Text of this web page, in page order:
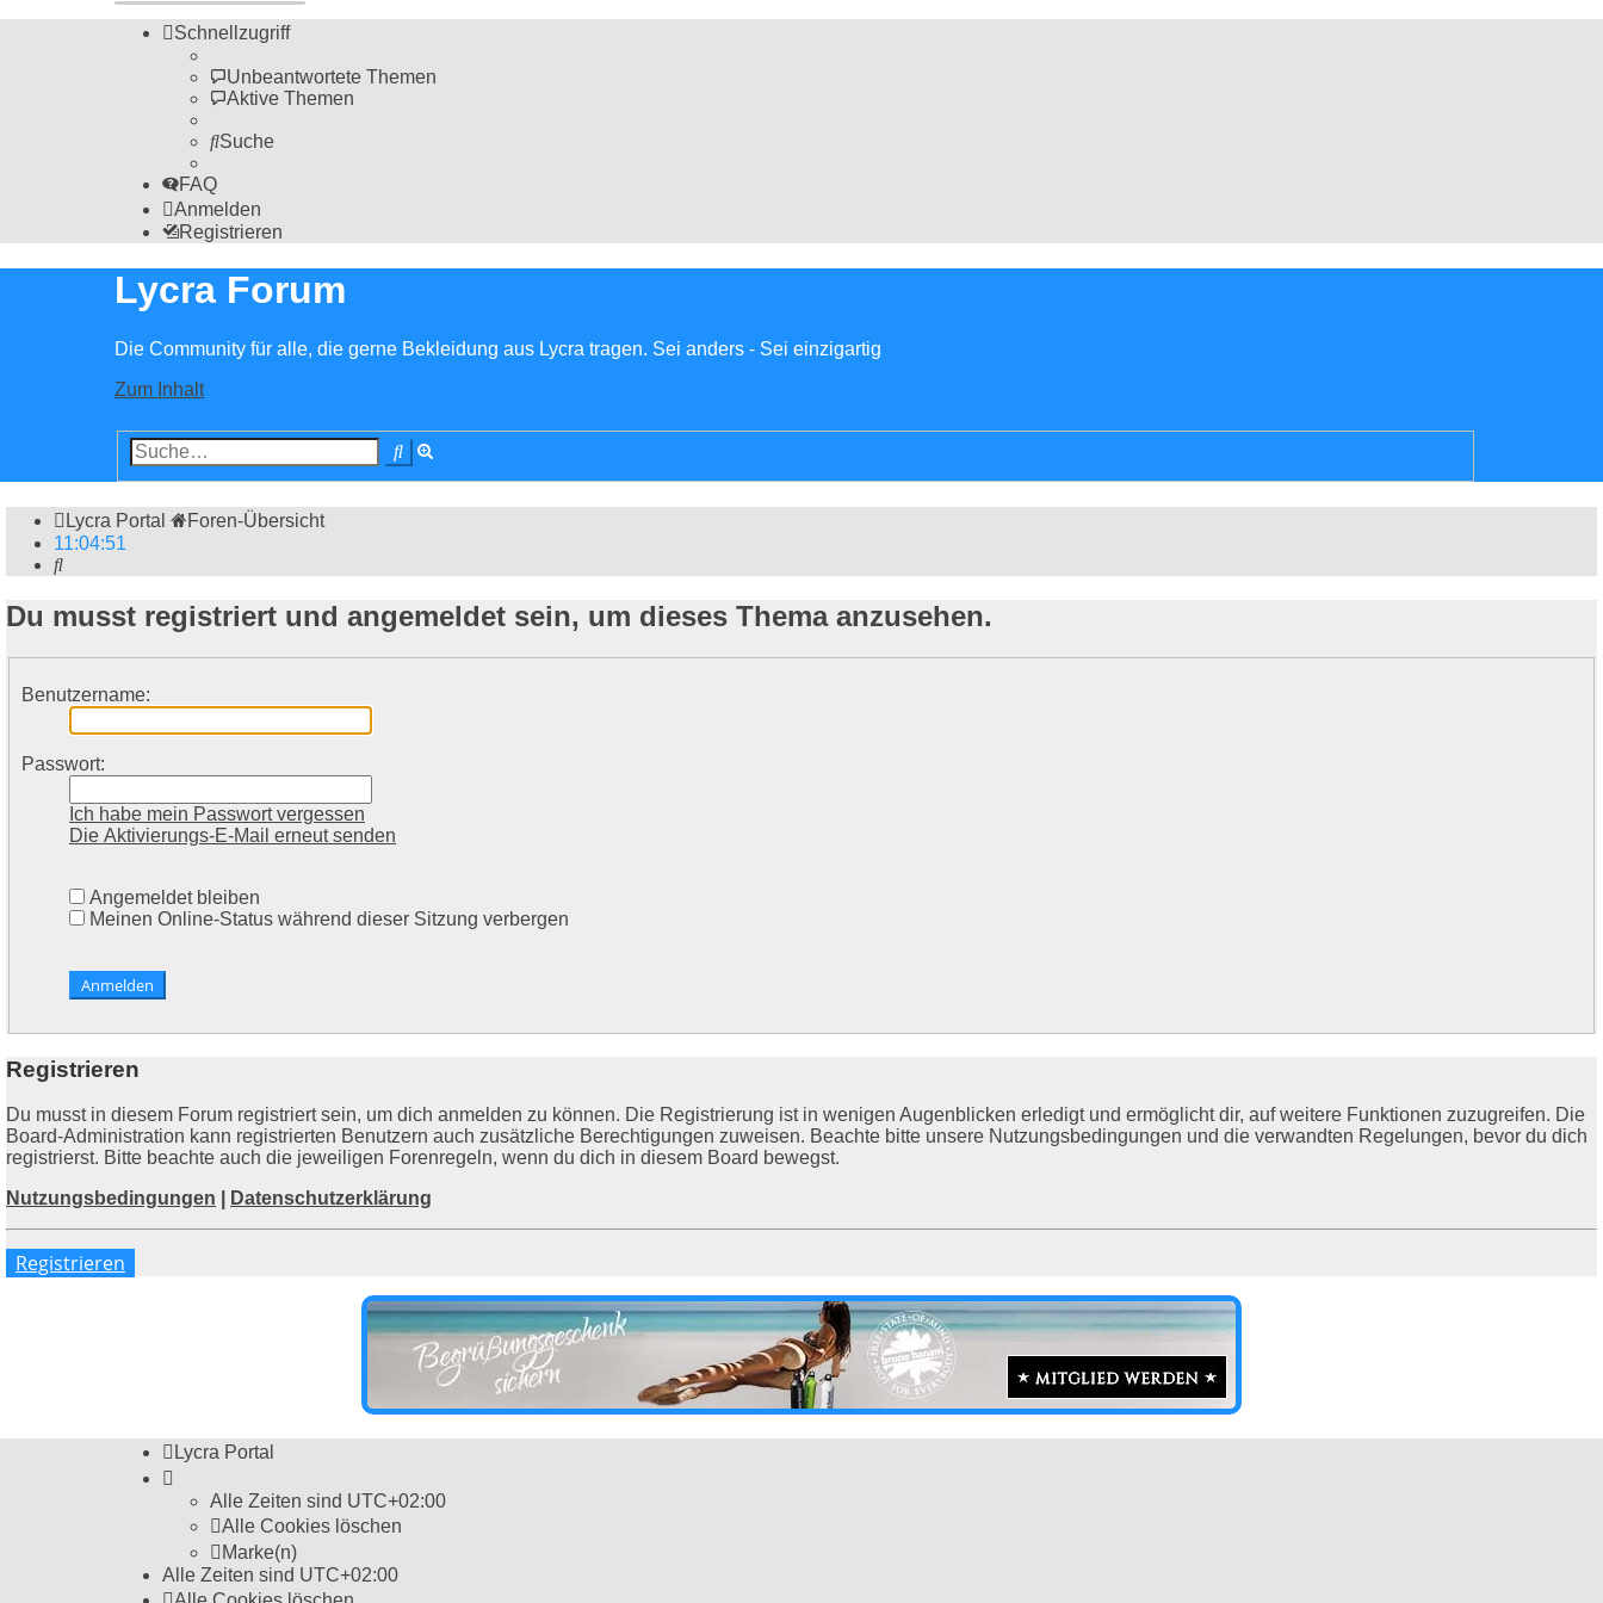
Schnellzugriff
Unbeantwortete Themen
Aktive Themen
Suche
FAQ
Anmelden
Registrieren
Lycra Forum
Die Community für alle, die gerne Bekleidung aus Lycra tragen. Sei anders - Sei einzigartig
Zum Inhalt
Suche
Lycra Portal
Foren-Übersicht
11:04:51
Suche
Du musst registriert und angemeldet sein, um dieses Thema anzusehen.
Benutzername:
Passwort:
Ich habe mein Passwort vergessen
Die Aktivierungs-E-Mail erneut senden
Angemeldet bleiben
Meinen Online-Status während dieser Sitzung verbergen
Registrieren
Du musst in diesem Forum registriert sein, um dich anmelden zu können. Die Registrierung ist in wenigen Augenblicken erledigt und ermöglicht dir, auf weitere Funktionen zuzugreifen. Die
Board-Administration kann registrierten Benutzern auch zusätzliche Berechtigungen zuweisen. Beachte bitte unsere Nutzungsbedingungen und die verwandten Regelungen, bevor du dich
registrierst. Bitte beachte auch die jeweiligen Forenregeln, wenn du dich in diesem Board bewegst.
Nutzungsbedingungen
Datenschutzerklärung
Registrieren
Lycra Portal
Alle Zeiten sind UTC+02:00
Alle Cookies löschen
Marke(n)
Alle Zeiten sind UTC+02:00